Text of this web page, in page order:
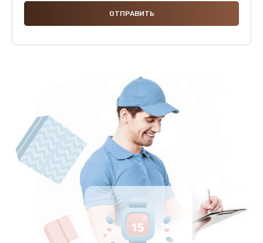
250 руб.
2500 руб.
Заказать
Ремонт электромагнитного клапана
920 руб.
Заказать
Очистка от накипи
970 руб.
Заказать